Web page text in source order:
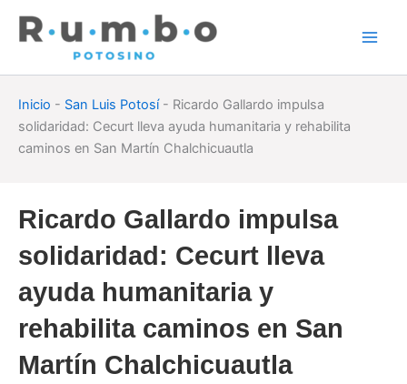
Inicio - San Luis Potosí- Ricardo Gallardo impulsa
solidaridad: Cecurt lleva ayuda humanitaria y rehabilita
caminos en San Martín Chalchicuautla
Ricardo Gallardo impulsa
solidaridad: Cecurt lleva
ayuda humanitaria y
rehabilita caminos en San
Martín Chalchicuautla